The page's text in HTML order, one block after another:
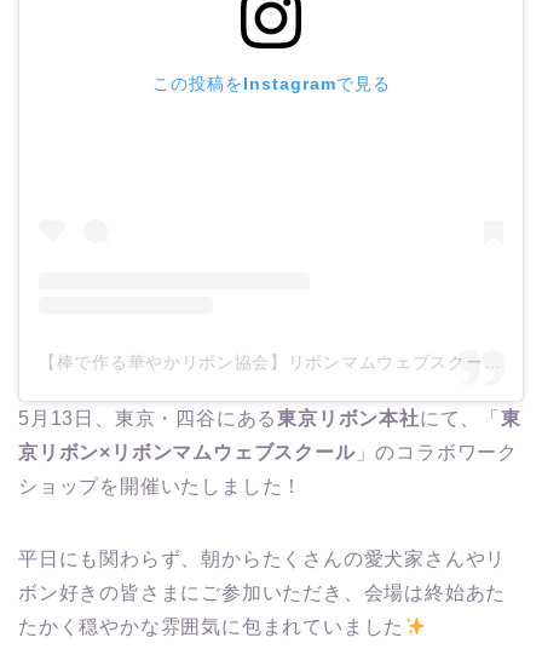
この投稿をInstagramで見る
【棒で作る華やかリボン協会】リボンマムウェブスクール本部/リボン資格・通信講座・オンラインレッスン・ハンドメイド販売/東京(@ribbonmom_webschool)がシェアした投稿
5月13日、東京・四谷にある東京リボン本社にて、「東
京リボン×リボンマムウェブスクール」のコラボワーク
ショップを開催いたしました！
平日にも関わらず、朝からたくさんの愛犬家さんやリ
ボン好きの皆さまにご参加いただき、会場は終始あた
たかく穏やかな雰囲気に包まれていました